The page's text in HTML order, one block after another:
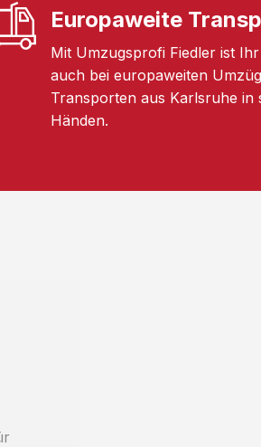
Europaweite
Mit Umzugsprofi Fiedler ist
auch bei europaweiten
Transporten aus Karlsruhe in
Händen.